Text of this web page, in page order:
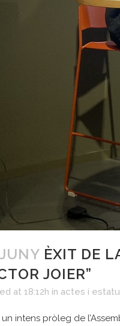
ÈXIT DE
JOIER”
at 18:12h in actes i
intens pròleg de